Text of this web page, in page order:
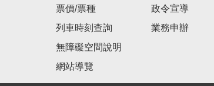
票價/票種
列車時刻查詢
無障礙空間說明
網站導覽
政令宣導
業務申辦